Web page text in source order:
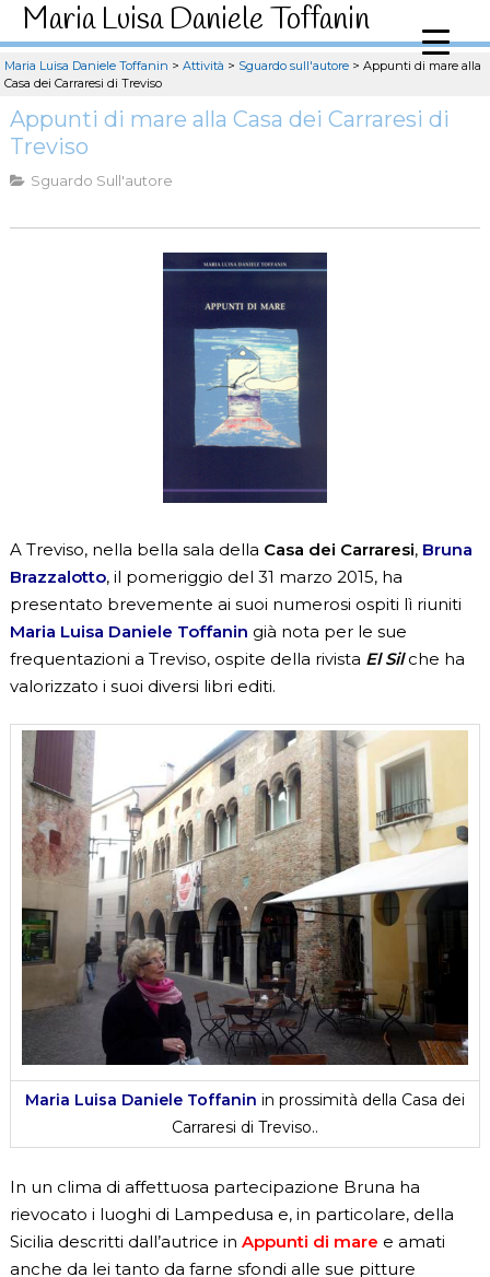
Maria Luisa Daniele Toffanin
Maria Luisa Daniele Toffanin > Attività > Sguardo sull'autore > Appunti di mare alla
Casa dei Carraresi di Treviso
Appunti di mare alla Casa dei Carraresi di
Treviso
Sguardo Sull'autore
A Treviso, nella bella sala della Casa dei Carraresi, Bruna
Brazzalotto, il pomeriggio del 31 marzo 2015, ha
presentato brevemente ai suoi numerosi ospiti lì riuniti
Maria Luisa Daniele Toffanin già nota per le sue
frequentazioni a Treviso, ospite della rivista El Silche ha
valorizzato i suoi diversi libri editi.
Maria Luisa Daniele Toffanin in prossimità della Casa dei
Carraresi di Treviso..
In un clima di affettuosa partecipazione Bruna ha
rievocato i luoghi di Lampedusa e, in particolare, della
Sicilia descritti dall’autrice in Appunti di mare e amati
anche da lei tanto da farne sfondi alle sue pitture